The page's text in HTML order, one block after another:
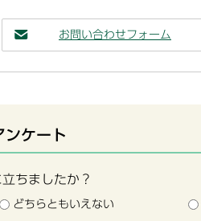
お問い合わせフォーム
ンケート
ちましたか？
どちらともいえない